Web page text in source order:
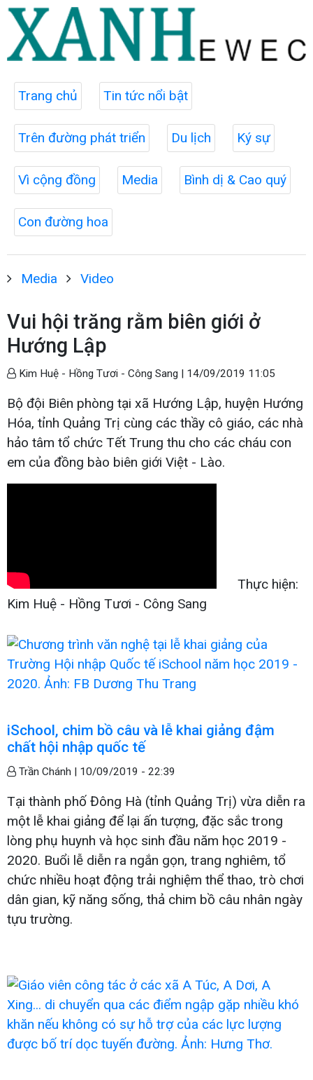
Trang chủ Tin tức nổi bật
Trên đường phát triển Du lịch Ký sự
Vì cộng đồng Media Bình dị & Cao quý
Con đường hoa
Media Video
Vui hội trăng rằm biên giới ở
Hướng Lập
Kim Huệ - Hồng Tươi - Công Sang | 14/09/2019 11:05
Bộ đội Biên phòng tại xã Hướng Lập, huyện Hướng
Hóa, tỉnh Quảng Trị cùng các thầy cô giáo, các nhà
hảo tâm tổ chức Tết Trung thu cho các cháu con
em của đồng bào biên giới Việt - Lào.
Thực hiện:
Kim Huệ - Hồng Tươi - Công Sang
iSchool, chim bồ câu và lễ khai giảng đậm
chất hội nhập quốc tế
Trần Chánh | 10/09/2019 - 22:39
Tại thành phố Đông Hà (tỉnh Quảng Trị) vừa diễn ra
một lễ khai giảng để lại ấn tượng, đặc sắc trong
lòng phụ huynh và học sinh đầu năm học 2019 -
2020. Buổi lễ diễn ra ngắn gọn, trang nghiêm, tổ
chức nhiều hoạt động trải nghiệm thể thao, trò chơi
dân gian, kỹ năng sống, thả chim bồ câu nhân ngày
tựu trường.